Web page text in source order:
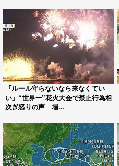
「ルール守らないなら来なくてい
い」“世界一”花火大会で禁止行為相
次ぎ怒りの声 場...